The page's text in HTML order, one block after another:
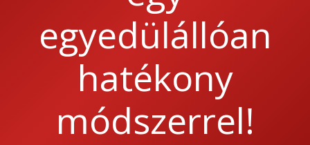
egyedülállóan
hatékony
módszerrel!